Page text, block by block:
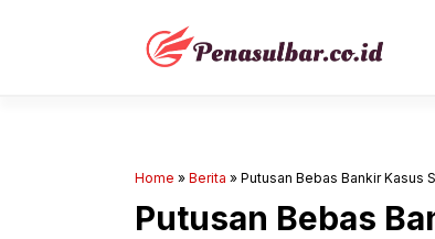
Home » Berita » Putusan Bebas Bankir Kasus
Putusan Bebas